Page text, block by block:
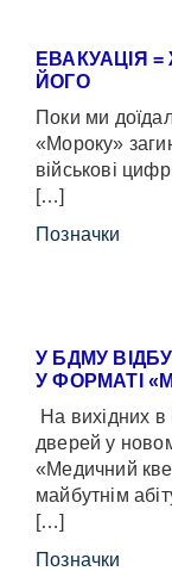
ЕВАКУАЦІЯ
ЙОГО
Поки ми
«Мороку»
військові
[…]
Позначки
У БДМУ
У ФОРМАТІ
На вихідних
дверей у
«Медичний
майбутнім
[…]
Позначки